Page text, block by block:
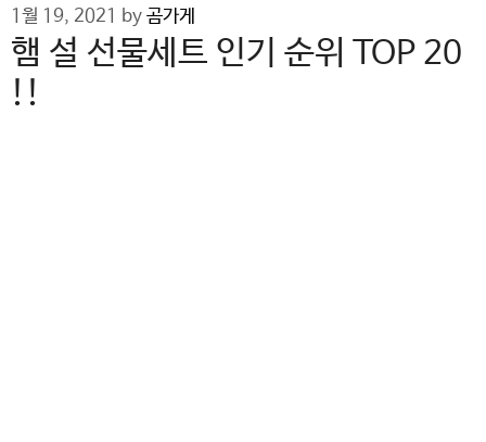
1월 19, 2021 by 곰가게
햄 설 선물세트 인기 순위 TOP 20
!!